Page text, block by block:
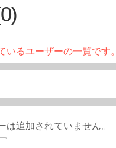
いるユーザーの一覧です。
は追加されていません。